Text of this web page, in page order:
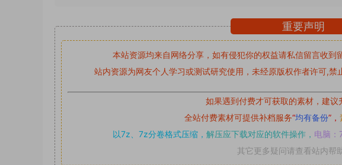
重要声明
本站资源均来自网络分享，如有侵犯你的权益请私信留言收到
站内资源为网友个人学习或测试研究使用，未经原版权作者许可,禁
如果遇到付费才可获取的素材，建议
全站付费素材可提供补档服务“均有备份”，
以7z、7z分卷格式压缩， 解压应下载对应的软件操作， 电脑
其它更多疑问请查看站内帮